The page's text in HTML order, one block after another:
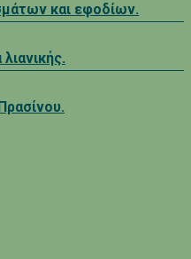
και εφοδίων.